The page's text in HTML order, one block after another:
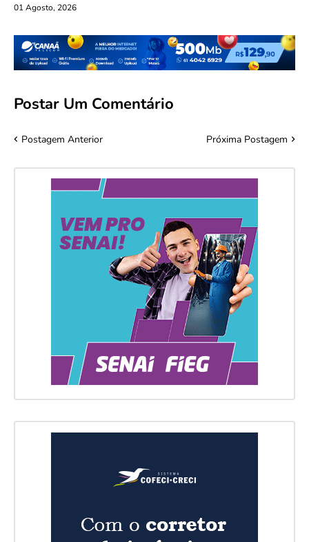
01 Agosto, 2026
Postar Um Comentário
Postagem Anterior Próxima Postagem